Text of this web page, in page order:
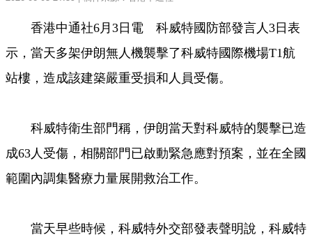
香港中通社6月3日電 科威特國防部發言人3日表
示，當天多架伊朗無人機襲擊了科威特國際機場T1航
站樓，造成該建築嚴重受損和人員受傷。
科威特衛生部門稱，伊朗當天對科威特的襲擊已造
成63人受傷，相關部門已啟動緊急應對預案，並在全國
範圍內調集醫療力量展開救治工作。
當天早些時候，科威特外交部發表聲明說，科威特